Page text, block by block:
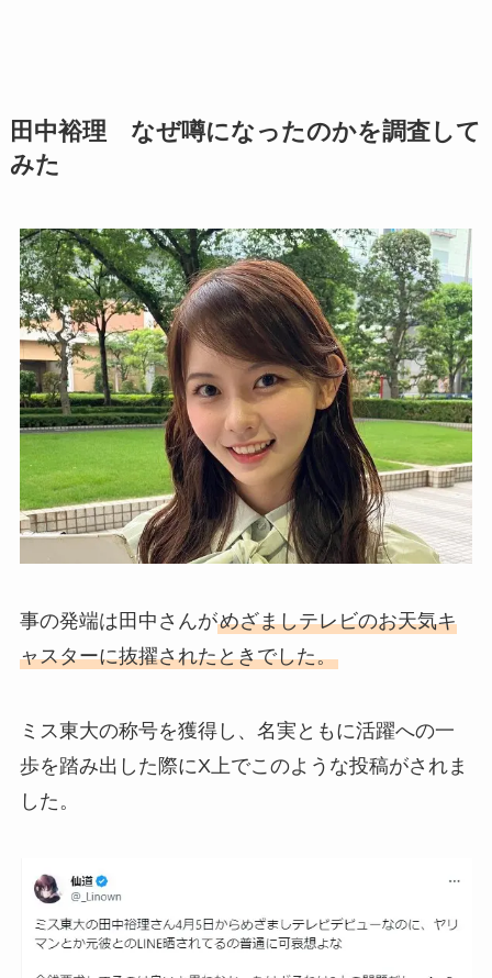
田中裕理 なぜ噂になったのかを調査して
みた
事の発端は田中さんがめざましテレビのお天気キ
ャスターに抜擢されたときでした。
ミス東大の称号を獲得し、名実ともに活躍への一
歩を踏み出した際にX上でこのような投稿がされま
した。